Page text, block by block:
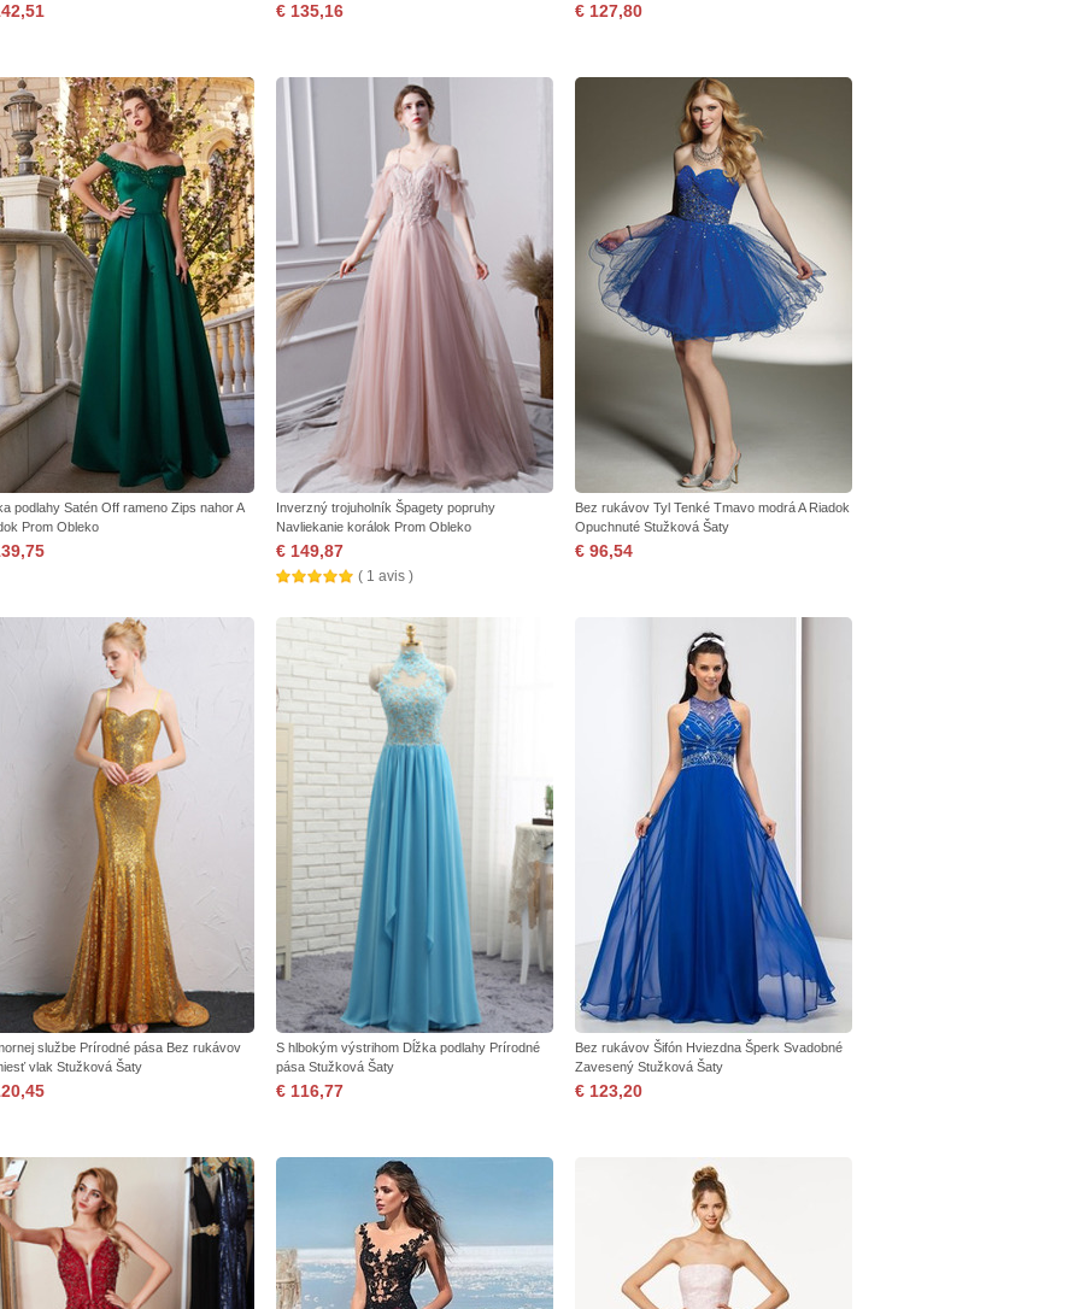
€ 135,16 € 127,80
podlahy Satén Off rameno Zips nahor A
Prom Obleko
Inverzný trojuholník Špagety popruhy
Navliekanie korálok Prom Obleko
€ 149,87
( 1 avis )
Bez rukávov Tyl Tenké Tmavo modrá A Riadok
Opuchnuté Stužková Šaty
€ 96,54
službe Prírodné pása Bez rukávov
vlak Stužková Šaty
S hlbokým výstrihom Dĺžka podlahy Prírodné
pása Stužková Šaty
€ 116,77
Bez rukávov Šifón Hviezdna Šperk Svadobné
Zavesený Stužková Šaty
€ 123,20